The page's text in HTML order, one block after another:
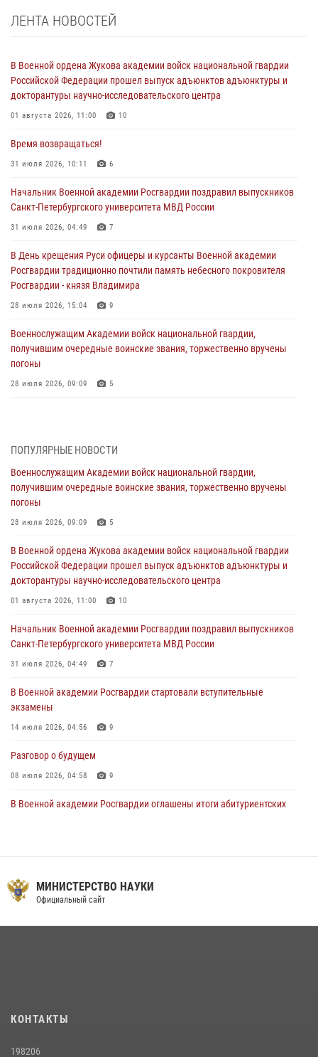
ЛЕНТА НОВОСТЕЙ
В Военной ордена Жукова академии войск национальной гвардии
Российской Федерации прошел выпуск адъюнктов адъюнктуры и
докторантуры научно-исследовательского центра
01 августа 2026, 11:00 10
Время возвращаться!
31 июля 2026, 10:11 6
Начальник Военной академии Росгвардии поздравил выпускников
Санкт-Петербургского университета МВД России
31 июля 2026, 04:49 7
В День крещения Руси офицеры и курсанты Военной академии
Росгвардии традиционно почтили память небесного покровителя
Росгвардии - князя Владимира
28 июля 2026, 15:04 9
Военнослужащим Академии войск национальной гвардии,
получившим очередные воинские звания, торжественно вручены
погоны
28 июля 2026, 09:09 5
27 июля 2026, 14:49 7
Военная академия информирует!
23 июля 2026, 04:51
Курсант Военной академии войск национальной гвардии принял
22 июля 2026, 09:41
Мастер‑класс по стрельбе: точность, тактика, профессионализм
20 июля 2026, 11:17 8
108 лет со дня образования подразделений связи войск
ПОПУЛЯРНЫЕ НОВОСТИ
Военнослужащим Академии войск национальной гвардии,
получившим очередные воинские звания, торжественно вручены
погоны
28 июля 2026, 09:09 5
В Военной ордена Жукова академии войск национальной гвардии
Российской Федерации прошел выпуск адъюнктов адъюнктуры и
докторантуры научно-исследовательского центра
01 августа 2026, 11:00 10
Начальник Военной академии Росгвардии поздравил выпускников
Санкт-Петербургского университета МВД России
31 июля 2026, 04:49 7
В Военной академии Росгвардии стартовали вступительные
экзамены
14 июля 2026, 04:56 9
Разговор о будущем
08 июля 2026, 04:58 9
В Военной академии Росгвардии оглашены итоги абитуриентских
09 июля 2026, 11:58 9
МИНИСТЕРСТВО НАУКИ
Официальный сайт
КОНТАКТЫ
198206